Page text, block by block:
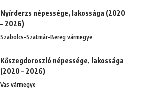
Nyírderzs népessége, lakossága (2020
– 2026)
Szabolcs-Szatmár-Bereg vármegye
Kőszegdoroszló népessége, lakossága
(2020 – 2026)
Vas vármegye